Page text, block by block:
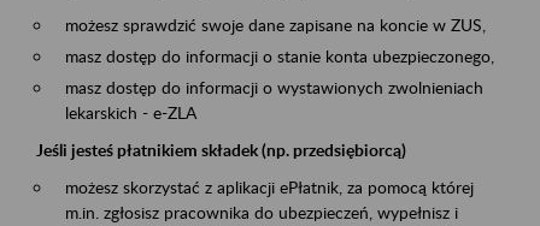
możesz sprawdzić swoje dane zapisane na koncie w ZUS,
masz dostęp do informacji o stanie konta ubezpieczonego,
masz dostęp do informacji o wystawionych zwolnieniach
lekarskich - e-ZLA
Jeśli jesteś płatnikiem składek (np. przedsiębiorcą)
możesz skorzystać z aplikacji ePłatnik, za pomocą której
m.in. zgłosisz pracownika do ubezpieczeń, wypełnisz i